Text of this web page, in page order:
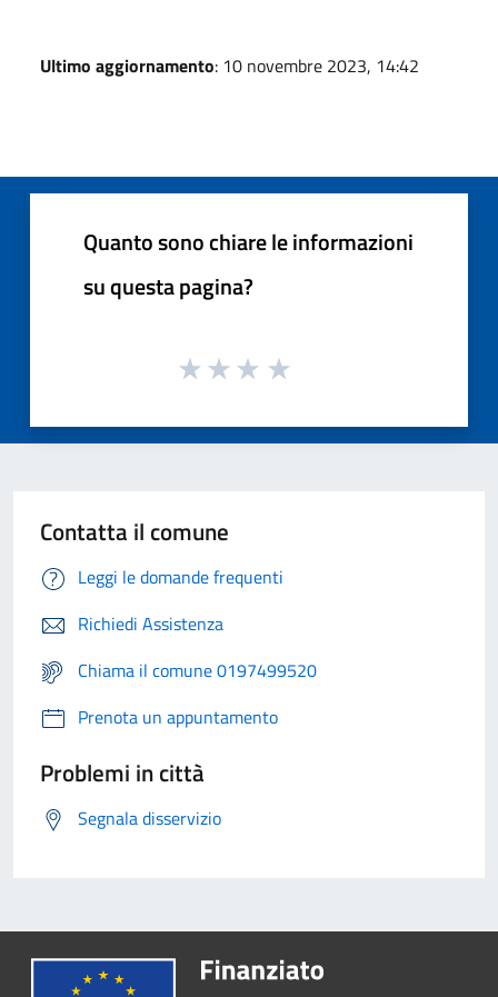
Ultimo aggiornamento: 10 novembre 2023, 14:42
Quanto sono chiare le informazioni
su questa pagina?
Contatta il comune
Leggi le domande frequenti
Richiedi Assistenza
Chiama il comune 0197499520
Prenota un appuntamento
Problemi in città
Segnala disservizio